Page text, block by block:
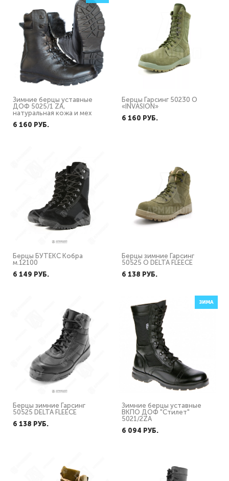
Зимние берцы уставные
ДОФ 5025/1 ZA,
натуральная кожа и мех
6 160 PУБ.
Берцы Гарсинг 50230 О
«INVASION»
6 160 PУБ.
Берцы БУТЕКС Кобра
м.12100
6 149 PУБ.
Берцы зимние Гарсинг
50525 О DELTA FLEECE
6 138 PУБ.
Берцы зимние Гарсинг
50525 DELTA FLEECE
6 138 PУБ.
ЗИМА
Зимние берцы уставные
ВКПО ДОФ "Стилет"
5021/2ZA
6 094 PУБ.